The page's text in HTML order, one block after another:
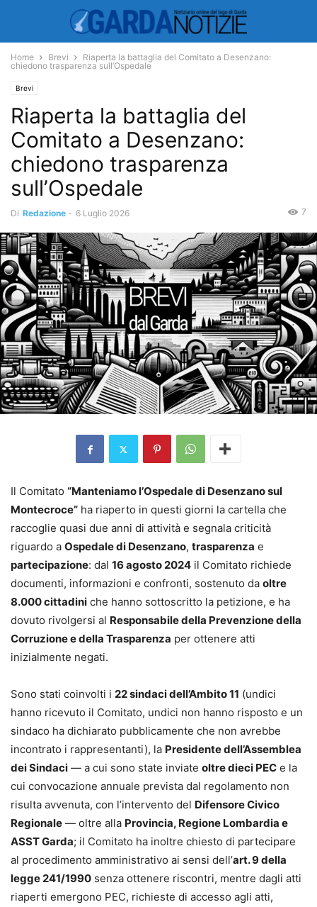
Home Brevi
Riaperta la battaglia del Comitato a Desenzano:
chiedono trasparenza sull’Ospedale
Brevi
Riaperta la battaglia del
Comitato a Desenzano:
chiedono trasparenza
sull’Ospedale
Di Redazione - 6 Luglio 2026 7
Il Comitato “Manteniamo l’Ospedale di Desenzano sul
Montecroce” ha riaperto in questi giorni la cartella che
raccoglie quasi due anni di attività e segnala criticità
riguardo a Ospedale di Desenzano, trasparenza e
partecipazione: dal 16 agosto 2024 il Comitato richiede
documenti, informazioni e confronti, sostenuto da oltre
8.000 cittadini che hanno sottoscritto la petizione, e ha
dovuto rivolgersi al Responsabile della Prevenzione della
Corruzione e della Trasparenza per ottenere atti
inizialmente negati.
Sono stati coinvolti i 22 sindaci dell’Ambito 11 (undici
hanno ricevuto il Comitato, undici non hanno risposto e un
sindaco ha dichiarato pubblicamente che non avrebbe
incontrato i rappresentanti), la Presidente dell’Assemblea
dei Sindaci — a cui sono state inviate oltre dieci PEC e la
cui convocazione annuale prevista dal regolamento non
risulta avvenuta, con l’intervento del Difensore Civico
Regionale — oltre alla Provincia, Regione Lombardia e
ASST Garda; il Comitato ha inoltre chiesto di partecipare
al procedimento amministrativo ai sensi dell’art. 9 della
legge 241/1990 senza ottenere riscontri, mentre dagli atti
riaperti emergono PEC, richieste di accesso agli atti,